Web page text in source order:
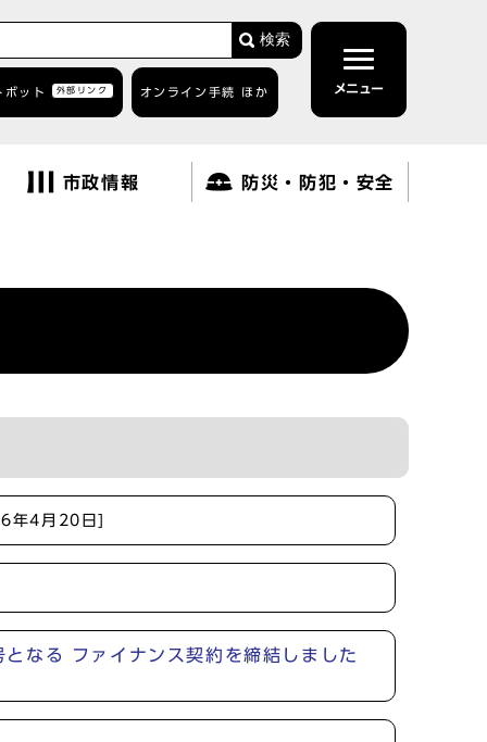
検索
ボット 外部リンク オンライン手続 ほか メニュー
市政情報 防災・防犯・安全
年4月20日]
なる ファイナンス契約を締結しました